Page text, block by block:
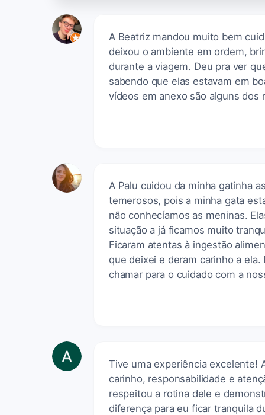
A Beatriz mandou muito bem
deixou o ambiente em ordem,
durante a viagem. Deu pra ver
sabendo que elas estavam em
vídeos em anexo são alguns dos
A Palu cuidou da minha gatinha
temerosos, pois a minha gata
não conhecíamos as meninas.
situação a já ficamos muito
Ficaram atentas à ingestão
que deixei e deram carinho a
chamar para o cuidado com a
Tive uma experiência excelente!
carinho, responsabilidade e
respeitou a rotina dele e
diferença para eu ficar tranquila